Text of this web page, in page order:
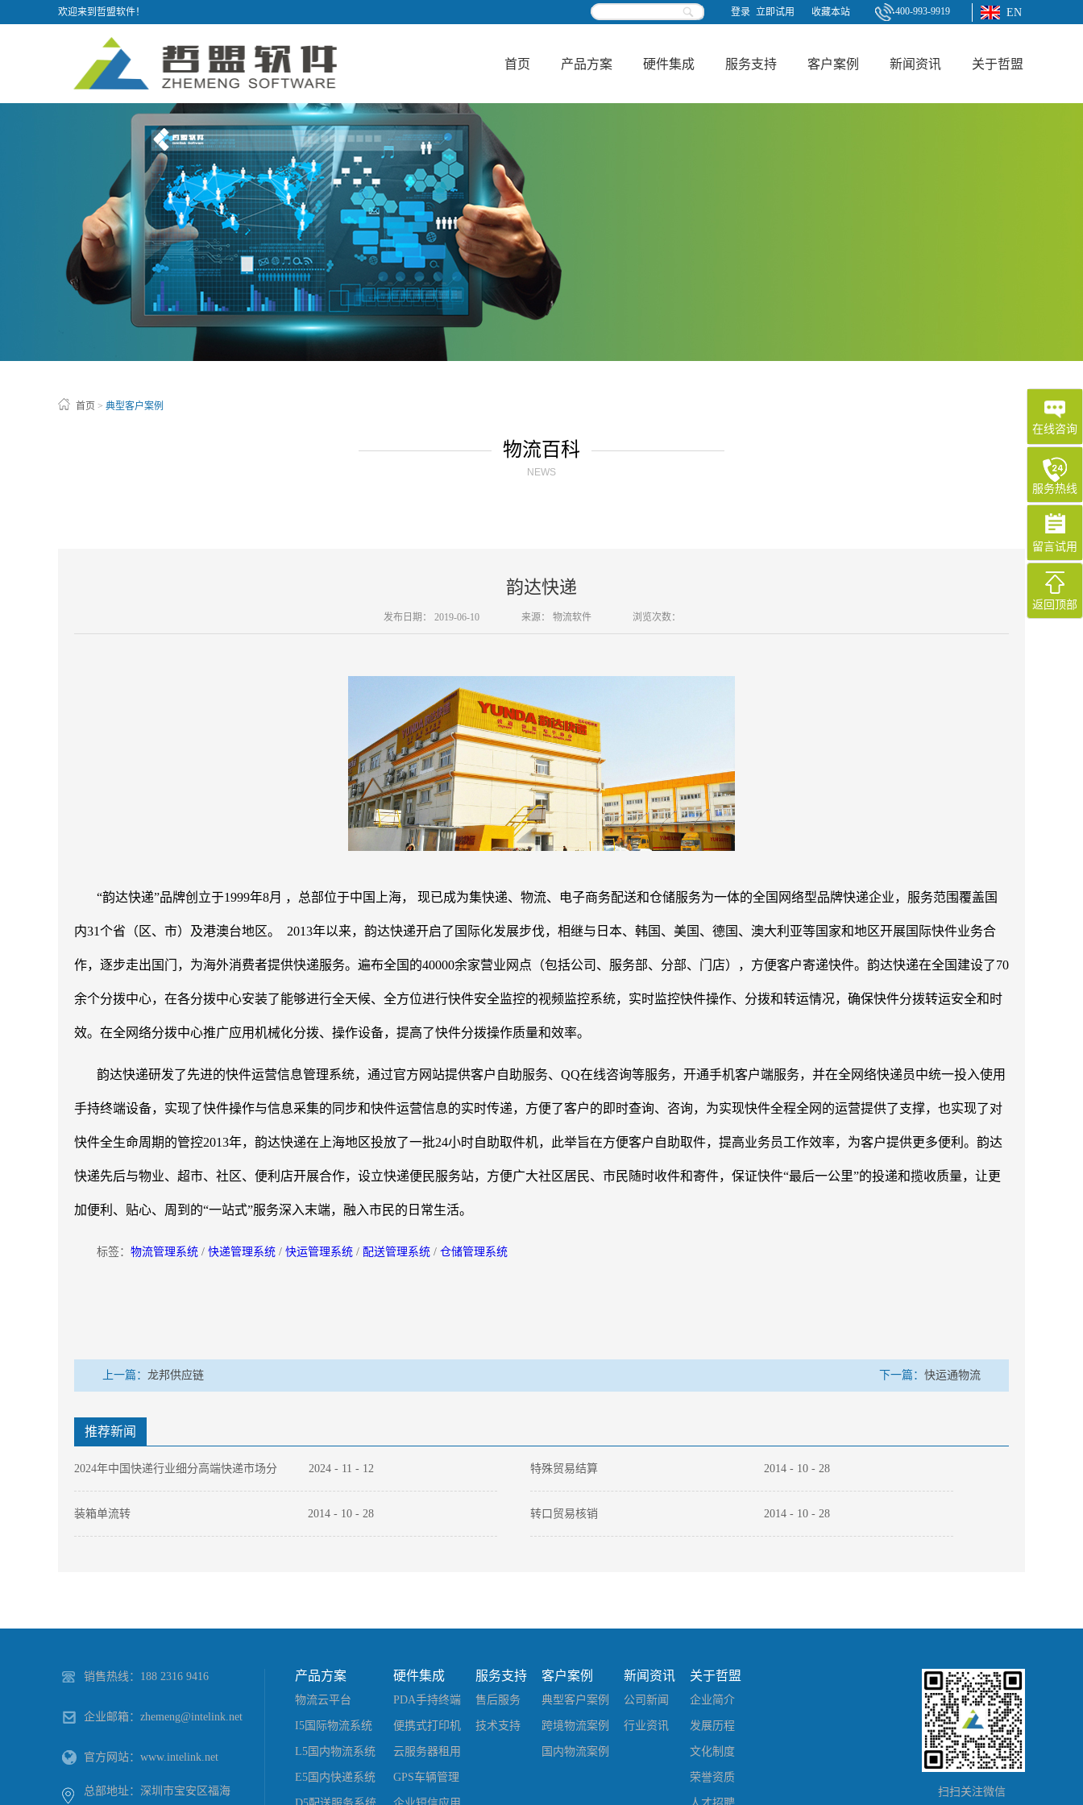
400-993-9919 EN
收藏本站
立即试用
登录
欢迎来到哲盟软件！
首页 产品方案 硬件集成 服务支持 客户案例 新闻资讯 关于哲盟
首页 > 典型客户案例
物流百科
NEWS
韵达快递
发布日期： 2019-06-10 来源： 物流软件 浏览次数：
“韵达快递”品牌创立于1999年8月 ，总部位于中国上海， 现已成为集快递、物流、电子商务配送和仓储服务为一体的全国网络型品牌快递企业，服务范围覆盖国
内31个省（区、市）及港澳台地区。 2013年以来，韵达快递开启了国际化发展步伐，相继与日本、韩国、美国、德国、澳大利亚等国家和地区开展国际快件业务合
作，逐步走出国门，为海外消费者提供快递服务。遍布全国的40000余家营业网点（包括公司、服务部、分部、门店），方便客户寄递快件。韵达快递在全国建设了70
余个分拨中心，在各分拨中心安装了能够进行全天候、全方位进行快件安全监控的视频监控系统，实时监控快件操作、分拨和转运情况，确保快件分拨转运安全和时
效。在全网络分拨中心推广应用机械化分拨、操作设备，提高了快件分拨操作质量和效率。
韵达快递研发了先进的快件运营信息管理系统，通过官方网站提供客户自助服务、QQ在线咨询等服务，开通手机客户端服务，并在全网络快递员中统一投入使用
手持终端设备，实现了快件操作与信息采集的同步和快件运营信息的实时传递，方便了客户的即时查询、咨询，为实现快件全程全网的运营提供了支撑，也实现了对
快件全生命周期的管控2013年，韵达快递在上海地区投放了一批24小时自助取件机，此举旨在方便客户自助取件，提高业务员工作效率，为客户提供更多便利。韵达
快递先后与物业、超市、社区、便利店开展合作，设立快递便民服务站，方便广大社区居民、市民随时收件和寄件，保证快件“最后一公里”的投递和揽收质量，让更
加便利、贴心、周到的“一站式”服务深入末端，融入市民的日常生活。
标签： 物流管理系统 / 快递管理系统 / 快运管理系统 / 配送管理系统 / 仓储管理系统
上一篇： 龙邦供应链 下一篇： 快运通物流
推荐新闻
2024年中国快递行业细分高端快递市场分
析 EMS和顺丰竞争力领先
2024 - 11 - 12 特殊贸易结算 2014 - 10 - 28
装箱单流转 2014 - 10 - 28 转口贸易核销 2014 - 10 - 28
销售热线：188 2316 9416
企业邮箱：zhemeng@intelink.net
官方网站：www.intelink.net
总部地址：深圳市宝安区福海
产品方案
物流云平台
I5国际物流系统
L5国内物流系统
E5国内快递系统
硬件集成
PDA手持终端
便携式打印机
云服务器租用
GPS车辆管理
服务支持
售后服务
技术支持
客户案例
典型客户案例
跨境物流案例
国内物流案例
新闻资讯
公司新闻
行业资讯
关于哲盟
企业简介
发展历程
文化制度
荣誉资质
扫扫关注微信
在线咨询
服务热线
留言试用
返回顶部